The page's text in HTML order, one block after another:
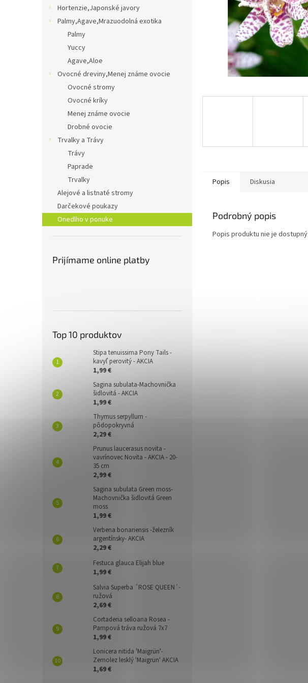
Hortenzie,Japonské javory
Palmy,Agave,Mrazuodolná exotika
Palmy
Yuccy
Agave,Aloe
Ovocné dreviny,Menej známe ovocie
Ovocné stromy
Ovocné kríky
Menej známe ovocie
Drobné ovocie
Trvalky a Trávy
Trávy
Paprade
Trvalky
Alejové a listnaté stromy
Darčekové poukazy
Onedlho v ponuke
Prijímame online platby
Top 10 produktov
Stipa tenuissima Pony Tails -
kavyľ perovitý - AKCIA
1,99 €
Sagina subulata-Machovnička
šidlovitá - AKCIA
1,99 €
Thymus serpyllum -
pôdopokryvná
2,29 €
Prunus laucerasus novita -
vavrínovec Novita - AKCIA - 20-
35 cm
2,99 €
Sagina subulata Green moss-
Machovnička šidlovitá Green
moss
1,99 €
Verbena bonariensis -železník
argentínsky- AKCIA
2,29 €
Festuca glauca Elijah blue
1,99 €
Salvia Superba ´ROSE QUEEN´-
ružová
2,69 €
Cortaderia selloana Rosea -
Pampová tráva ružová 7x7
1,99 €
Lonicera nitida 'Maigrün'-
Zemolez lesklý 'Maigrün' AKCIA
1,69 €
Popis Diskusia
Podrobný popis
Popis produktu nie je dostupný